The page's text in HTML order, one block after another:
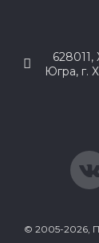
Югра, г.
© 2005-2026,